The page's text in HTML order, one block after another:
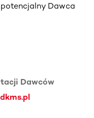
Dawca
Dawców